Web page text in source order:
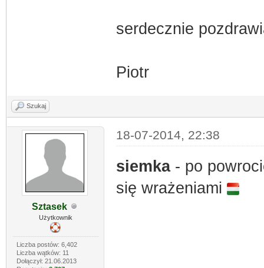
serdecznie
Piotr
Szukaj
Sztasek
Użytkownik
Liczba postów: 6,402
Liczba wątków: 11
Dołączył: 21.06.2013
18-07-2014, 22:38
siemka- po
się wrażeniami